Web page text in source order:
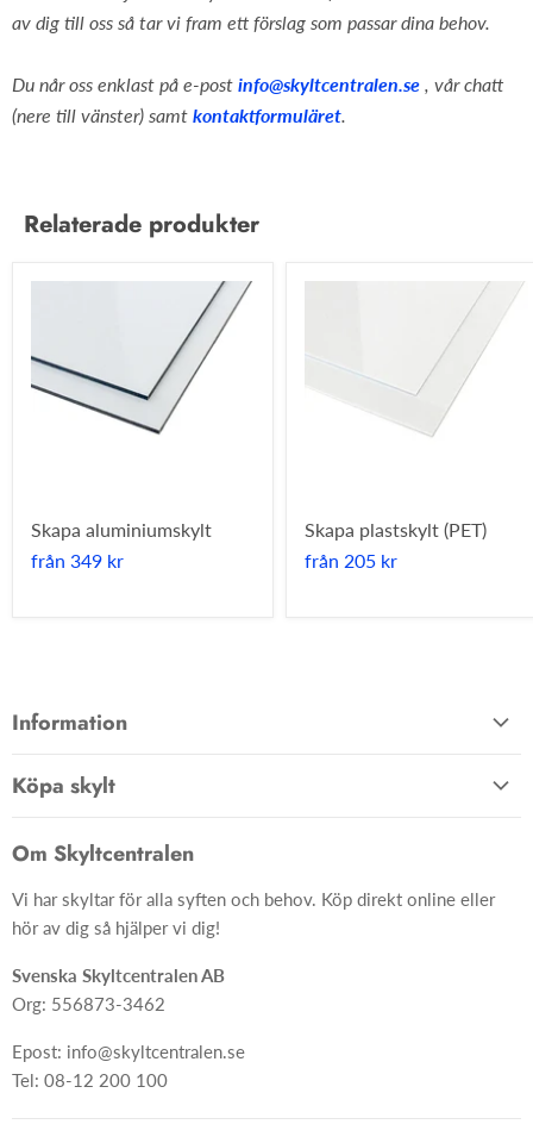
av dig till oss så tar vi fram ett förslag som passar dina behov.
Du når oss enklast på e-post info@skyltcentralen.se , vår chatt
(nere till vänster) samt kontaktformuläret.
Relaterade produkter
Skapa aluminiumskylt
från 349 kr
Skapa plastskylt (PET)
från 205 kr
Information
Om oss
Ångra ditt köp
Köpa skylt
Material
Skyltar
Skapa skylt från grunden
Om Skyltcentralen
Vi har skyltar för alla syften och behov. Köp direkt online eller
hör av dig så hjälper vi dig!
Svenska Skyltcentralen AB
Org: 556873-3462
Epost: info@skyltcentralen.se
Tel: 08-12 200 100